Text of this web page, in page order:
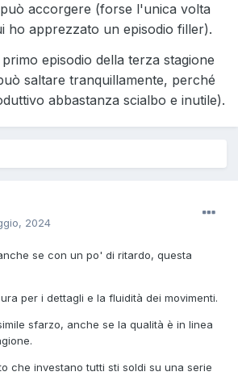
accorgere (forse l'unica volta
ho apprezzato un episodio filler).
episodio della terza stagione
saltare tranquillamente, perché
abbastanza scialbo e inutile).
2024
se con un po' di ritardo, questa
per i dettagli e la fluidità dei movimenti.
sfarzo, anche se la qualità è in linea
che investano tutti sti soldi su una serie